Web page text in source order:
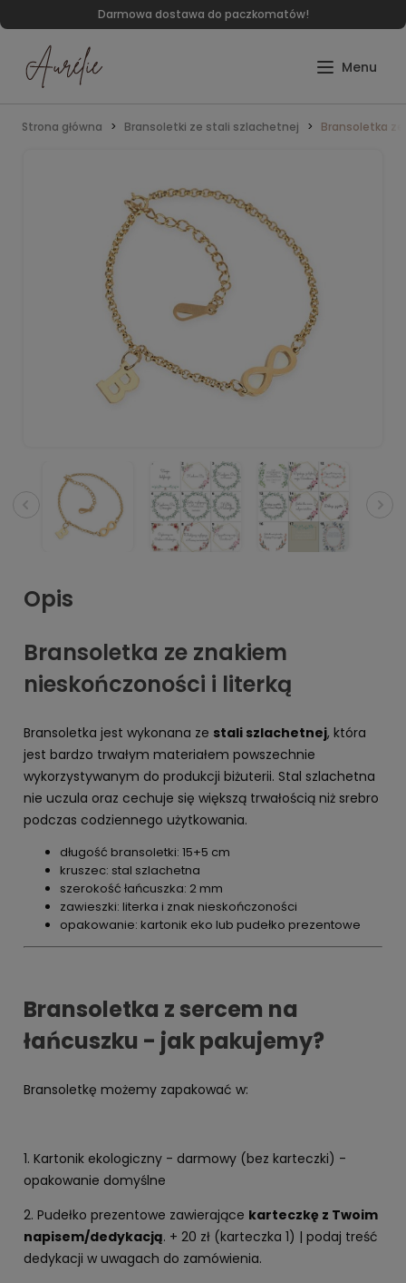
Darmowa dostawa do paczkomatów!
Strona główna Bransoletki ze stali szlachetnej Bransoletka
Opis
Bransoletka ze znakiem
nieskończoności i literką
Bransoletka jest wykonana ze stali szlachetnej, która
jest bardzo trwałym materiałem powszechnie
wykorzystywanym do produkcji biżuterii. Stal szlachetna
nie uczula oraz cechuje się większą trwałością niż srebro
podczas codziennego użytkowania.
długość bransoletki: 15+5 cm
kruszec: stal szlachetna
szerokość łańcuszka: 2 mm
zawieszki: literka i znak nieskończoności
opakowanie: kartonik eko lub pudełko prezentowe
Bransoletka z sercem na
łańcuszku - jak pakujemy?
Bransoletkę możemy zapakować w:
1. Kartonik ekologiczny - darmowy (bez karteczki) -
opakowanie domyślne
2. Pudełko prezentowe zawierające karteczkę z Twoim
napisem/dedykacją. + 20 zł (karteczka 1) | podaj treść
dedykacji w uwagach do zamówienia.